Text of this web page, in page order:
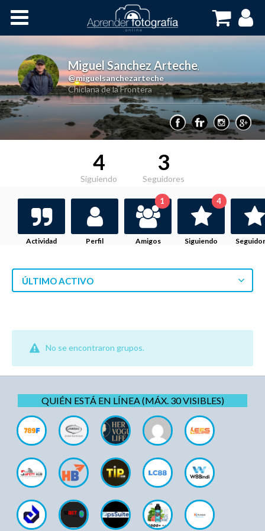
Cursos OnLine
Miguel Sanchez Arteche,
@miguelsanchezarteche
Chiclana de la Frontera
4
Siguiendo
3
Seguidores
Actividad Perfil Amigos
1
Siguiendo
4
ÚLTIMO ACTIVO
No se encontraron grupos.
QUIÉN ESTÁ EN LÍNEA (MÁX. 30 VISIBLES)